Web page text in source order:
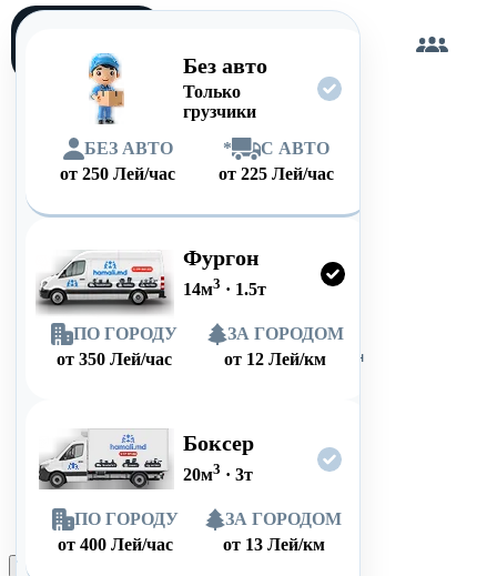
Без авто
Только
грузчики
БЕЗ АВТО
от250 Лей/час
*
С АВТО
от 225 Лей/час
Фургон
14м3 · 1.5т
ПО ГОРОДУ
от 350 Лей/час
ЗА ГОРОДОМ
от 12 Лей/км
Боксер
20м3 · 3т
ПО ГОРОДУ
от 400 Лей/час
ЗА ГОРОДОМ
от 13 Лей/км
Оформить заказ